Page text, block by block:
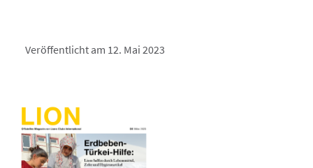
Veröffentlicht am 12. Mai 2023